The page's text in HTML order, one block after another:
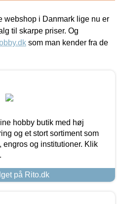
webshop i Danmark lige nu er
til skarpe priser. Og
som man kender fra de
hobby butik med høj
og et stort sortiment som
og institutioner. Klik
på Rito.dk